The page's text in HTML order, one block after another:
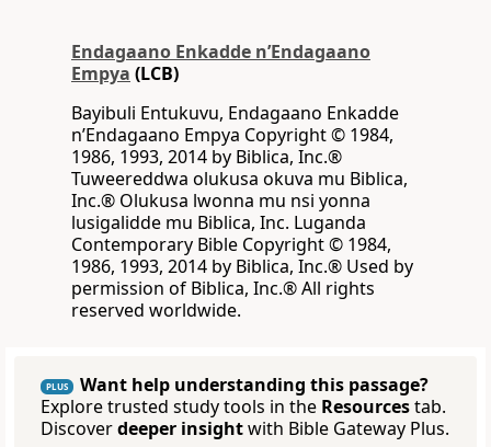
Endagaano Enkadde nʼEndagaano
Empya (LCB)
Bayibuli Entukuvu, Endagaano Enkadde
nʼEndagaano Empya Copyright © 1984,
1986, 1993, 2014 by Biblica, Inc.®
Tuweereddwa olukusa okuva mu Biblica,
Inc.® Olukusa lwonna mu nsi yonna
lusigalidde mu Biblica, Inc. Luganda
Contemporary Bible Copyright © 1984,
1986, 1993, 2014 by Biblica, Inc.® Used by
permission of Biblica, Inc.® All rights
reserved worldwide.
PLUS
Want help understanding this passage?
Explore trusted study tools in the Resourcestab.
Discoverdeeper insightwith Bible Gateway Plus.